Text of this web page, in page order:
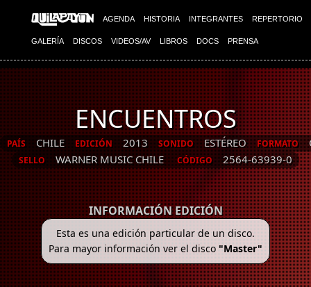
AGENDA HISTORIA INTEGRANTES REPERTORIO
GALERÍA DISCOS VIDEOS/AV LIBROS DOCS PRENSA
ENCUENTROS
PAÍS CHILE EDICIÓN 2013 SONIDO ESTÉREO FORMATO
SELLO WARNER MUSIC CHILE CÓDIGO 2564-63939-0
INFORMACIÓN EDICIÓN
Esta es una edición particular de un disco.
Para mayor información ver el disco "Master"